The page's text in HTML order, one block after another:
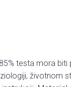
testa mora biti
životnom